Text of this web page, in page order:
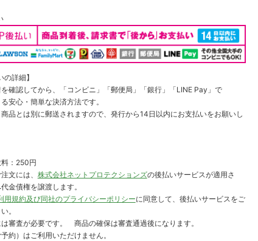
の詳細】
確認してから、「コンビニ」「郵便局」「銀行」「LINE Pay」で
安心・簡単な決済方法です。
品とは別に郵送されますので、発行から14日以内にお支払いをお願いし
：250円
文には、 株式会社ネットプロテクションズの後払いサービスが適用さ
金債権を譲渡します。
用規約及び同社のプライバシーポリシーに同意して、後払いサービスをご
。
審査が必要です。 商品の確保は審査通過後になります。
約）はご利用いただけません。